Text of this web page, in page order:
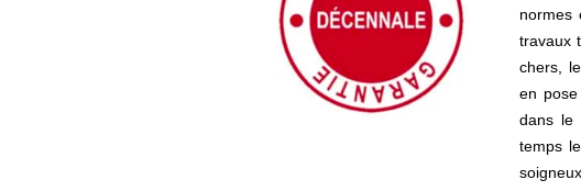
normes
travaux
chers,
en pose
dans le
temps